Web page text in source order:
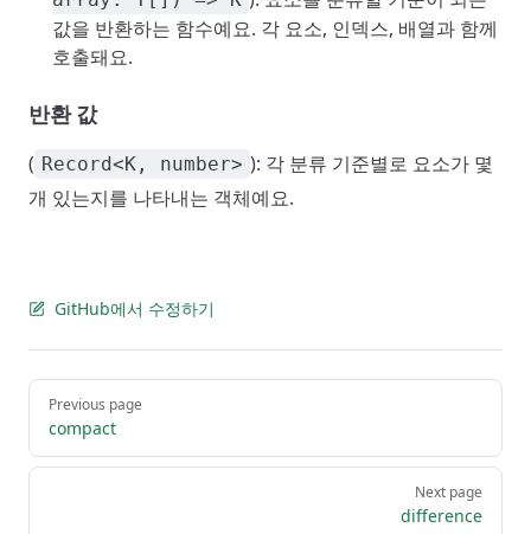
값을 반환하는 함수예요. 각 요소, 인덱스, 배열과 함께
호출돼요.
반환 값
( Record<K, number> ): 각 분류 기준별로 요소가 몇
개 있는지를 나타내는 객체예요.
GitHub에서 수정하기
Pager
Previous page
compact
Next page
difference